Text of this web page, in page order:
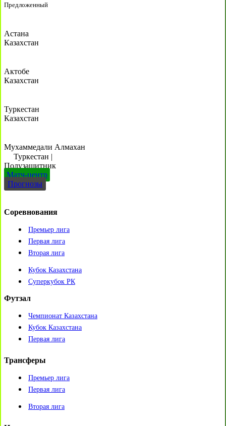
Предложенный
Астана
Казахстан
Актобе
Казахстан
Туркестан
Казахстан
Мухаммедали Алмахан
Туркестан |
Полузащитник
Матч-центр
Прогнозы
Соревнования
Премьер лига
Первая лига
Вторая лига
Кубок Казахстана
Суперкубок РК
Футзал
Чемпионат Казахстана
Кубок Казахстана
Первая лига
Трансферы
Премьер лига
Первая лига
Вторая лига